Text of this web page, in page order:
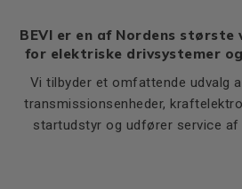
BEVI er en af Nordens største
for elektriske drivsystemer
Vi tilbyder et omfattende udvalg
transmissionsenheder,
startudstyr og udfører service af